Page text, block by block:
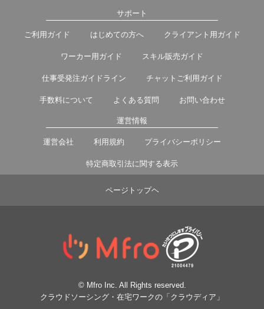
サポート
ご利用ガイド はじめての方へ クライアント用ガイド
ワーカー用ガイド スキル販売ガイド
仕事受発注ガイドライン チャットご利用ガイド
手数料について よくある質問 お問い合わせ
運営情報
運営会社 利用規約 プライバシーポリシー
特定商取引法に関する表示
ページトップヘ
© Mfro Inc. All Rights reserved.
クラウドソーシング・在宅ワークの「クラウディア」